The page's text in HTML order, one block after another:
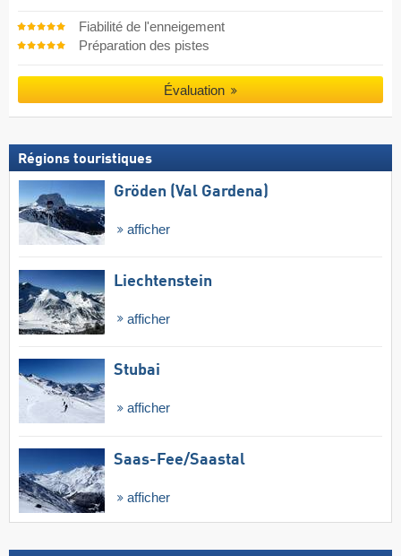
Fiabilité de l'enneigement
Préparation des pistes
Évaluation
Régions touristiques
Gröden (Val Gardena)
afficher
Liechtenstein
afficher
Stubai
afficher
Saas-Fee/​Saastal
afficher